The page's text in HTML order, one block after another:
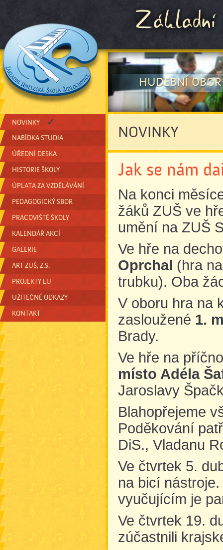
HUDEBNÍ OBOR
NOVINKY
NABÍDKA STUDIA
ÚŘEDNÍ DESKA
HISTORIE ŠKOLY
ÚPLATA ZA VZDĚLÁVÁNÍ
PEDAGOGICKÝ SBOR
PRACOVIŠTĚ ŠKOLY
KALENDÁŘ AKCÍ
GALERIE
ART ZUŠ, Z.S.
PROJEKTY EU
UŽITEČNÉ ODKAZY
KONTAKT
NOVINKY
Jak se nám
Na konci
žáků ZUŠ ve
umění na ZUŠ
Ve hře na
Oprchal (hra
trubku). Oba
V oboru hra na
zasloužené 1.
Brady.
Ve hře na
místo Adéla
Jaroslavy
Blahopřejeme
Poděkování
DiS., Vladanu
Ve čtvrtek 5.
na bicí
vyučujícím je
Ve čtvrtek 19.
zúčastnili